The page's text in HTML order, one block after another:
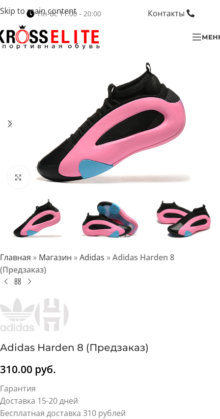
Skip to main content
Пн-Вс 11:00 - 20:00 Контакты
Нажмите, чтобы увеличить
Главная » Магазин »Adidas »Adidas Harden 8
(Предзаказ)
Adidas Harden 8 (Предзаказ)
310.00 руб.
Гарантия
Доставка 15-20 дней
Бесплатная доставка 310 рублей